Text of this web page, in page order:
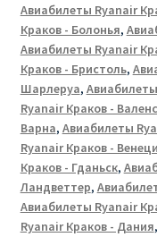
Авиабилеты Ryanair
Краков - Болонья,
Авиабилеты Ryanair
Краков - Бристоль,
Шарлеруа,
Ryanair Краков -
Варна, Авиабилеты
Ryanair Краков -
Краков - Гданьск,
Ландветтер,
Авиабилеты Ryanair
Ryanair Краков - Дания,